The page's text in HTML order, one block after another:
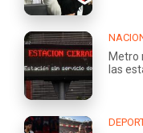
Metro
las